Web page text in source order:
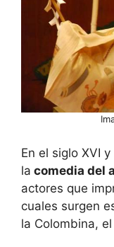
En el siglo XVI
la comedia del
actores que
cuales surgen
la Colombina,